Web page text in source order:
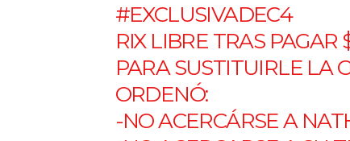
#EXCLUSIVADEC4
RIX LIBRE TRAS PAGAR
PARA SUSTITUIRLE LA
ORDENÓ:
-NO ACERCÁRSE A